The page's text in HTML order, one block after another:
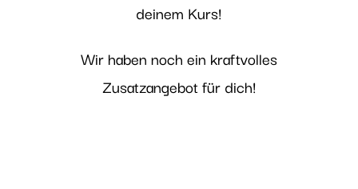
deinem Kurs!
Wir haben noch ein kraftvolles
Zusatzangebot für dich!